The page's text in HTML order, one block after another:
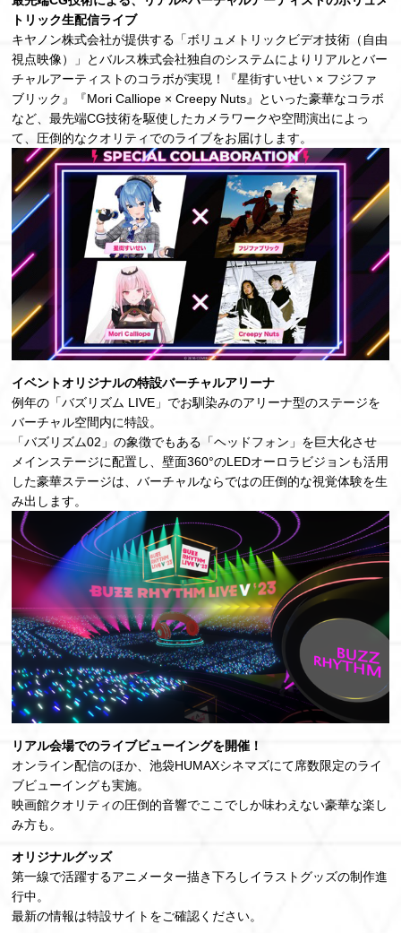
トリック生配信ライブ
キヤノン株式会社が提供する「ボリュメトリックビデオ技術（自由
視点映像）」とバルス株式会社独自のシステムによりリアルとバー
チャルアーティストのコラボが実現！『星街すいせい × フジファ
ブリック』『Mori Calliope × Creepy Nuts』といった豪華なコラボ
など、最先端CG技術を駆使したカメラワークや空間演出によっ
て、圧倒的なクオリティでのライブをお届けします。
イベントオリジナルの特設バーチャルアリーナ
例年の「バズリズム LIVE」でお馴染みのアリーナ型のステージを
バーチャル空間内に特設。
「バズリズム02」の象徴でもある「ヘッドフォン」を巨大化させ
メインステージに配置し、壁面360°のLEDオーロラビジョンも活用
した豪華ステージは、バーチャルならではの圧倒的な視覚体験を生
み出します。
リアル会場でのライブビューイングを開催！
オンライン配信のほか、池袋HUMAXシネマズにて席数限定のライ
ブビューイングも実施。
映画館クオリティの圧倒的音響でここでしか味わえない豪華な楽し
み方も。
オリジナルグッズ
第一線で活躍するアニメーター描き下ろしイラストグッズの制作進
行中。
最新の情報は特設サイトをご確認ください。